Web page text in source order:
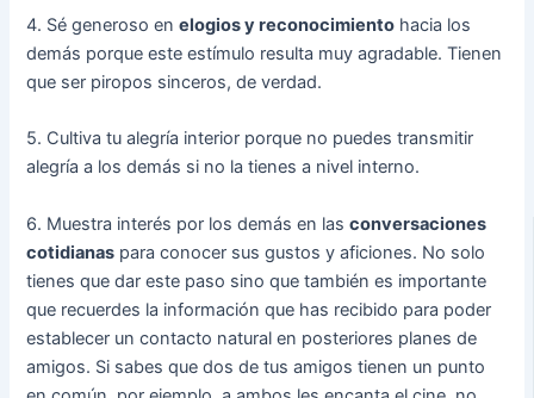
4. Sé generoso enelogios y reconocimiento hacia los
demás porque este estímulo resulta muy agradable. Tienen
que ser piropos sinceros, de verdad.
5. Cultiva tu alegría interior porque no puedes transmitir
alegría a los demás si no la tienes a nivel interno.
6. Muestra interés por los demás en lasconversaciones
cotidianas para conocer sus gustos y aficiones. No solo
tienes que dar este paso sino que también es importante
que recuerdes la información que has recibido para poder
establecer un contacto natural en posteriores planes de
amigos. Si sabes que dos de tus amigos tienen un punto